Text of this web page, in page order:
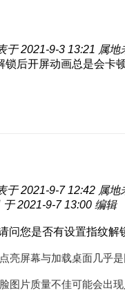
于 2021-9-3 13:21 属地
锁后开屏动画总是会卡
于 2021-9-7 12:42 属地
2021-9-7 13:00 编辑
问您是否有设置指纹解
亮屏幕与加载桌面几乎
图片质量不佳可能会出